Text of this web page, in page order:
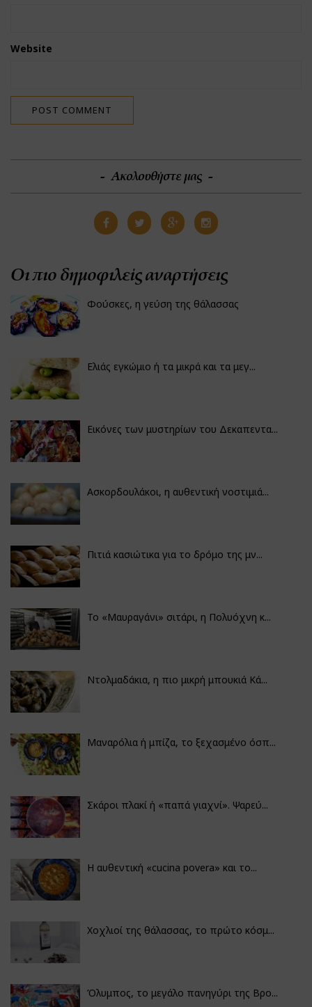
Website
Ακολουθήστε μας
Οι πιο δημοφιλείς αναρτήσεις
Φούσκες, η γεύση της θάλασσας
Ελιάς εγκώμιο ή τα μικρά και τα μεγ...
Εικόνες των μυστηρίων του Δεκαπεντα...
Ασκορδουλάκοι, η αυθεντική νοστιμιά...
Πιτιά κασιώτικα για το δρόμο της μν...
Το «Μαυραγάνι» σιτάρι, η Πολυόχνη κ...
Ντολμαδάκια, η πιο μικρή μπουκιά Κά...
Μαναρόλια ή μπίζα, το ξεχασμένο όσπ...
Σκάροι πλακί ή «παπά γιαχνί». Ψαρεύ...
Η αυθεντική «cucina povera» και το...
Χοχλιοί της θάλασσας, το πρώτο κόσμ...
Όλυμπος, το μεγάλο πανηγύρι της Βρο...